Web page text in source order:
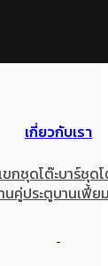
เกี่ยวกับเรา
กชุดโต๊ะบาร์ชุดโ
นคู่ประตูบานเฟี้ย